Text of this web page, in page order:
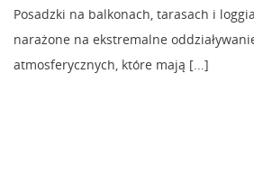
Posadzki na balkonach, tarasach i
narażone na ekstremalne
atmosferycznych, które mają [...]